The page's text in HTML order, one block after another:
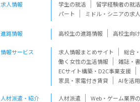
求人情報 学生の就活 留学経験者の就活
パート
ミドル・シニアの求人
進路情報 高校生の進路情報 高校生向
情報サービス 求人情報まとめサイト 総合
働く女性の生活情報
雑誌・
ECサイト構築・D2C事業支援
家具・家電付き賃貸
AIを活
人材派遣・紹介 人材派遣 Web・ゲーム業界